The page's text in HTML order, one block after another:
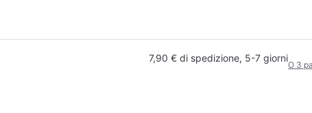
7,90 € di spedizione, 5-7 giorni
O 3